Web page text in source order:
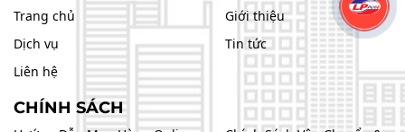
Trang chủ
Giới thiệu
Dịch vụ
Tin tức
Liên hệ
CHÍNH SÁCH